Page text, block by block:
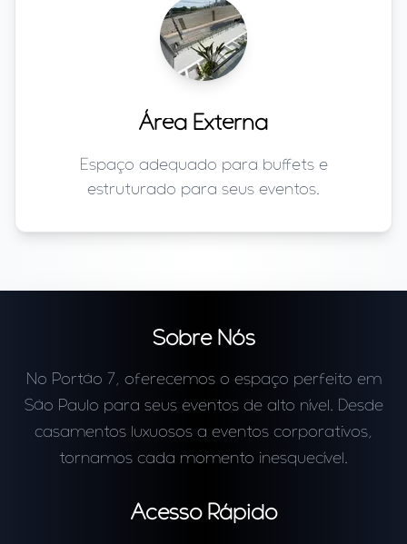
Área Externa
Espaço adequado para buffets e
estruturado para seus eventos.
Sobre Nós
No Portão 7, oferecemos o espaço perfeito em
São Paulo para seus eventos de alto nível. Desde
casamentos luxuosos a eventos corporativos,
tornamos cada momento inesquecível.
Acesso Rápido